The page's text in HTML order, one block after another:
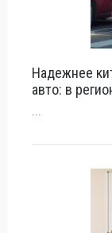
Надежнее
авто: в
...